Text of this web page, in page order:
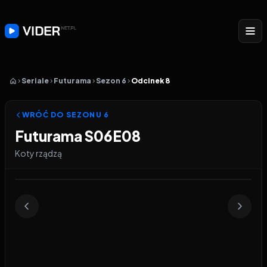
Seriale Futurama Sezon 6 Odcinek 8
WRÓĆ DO SEZONU 6
Futurama S06E08
Koty rządzą